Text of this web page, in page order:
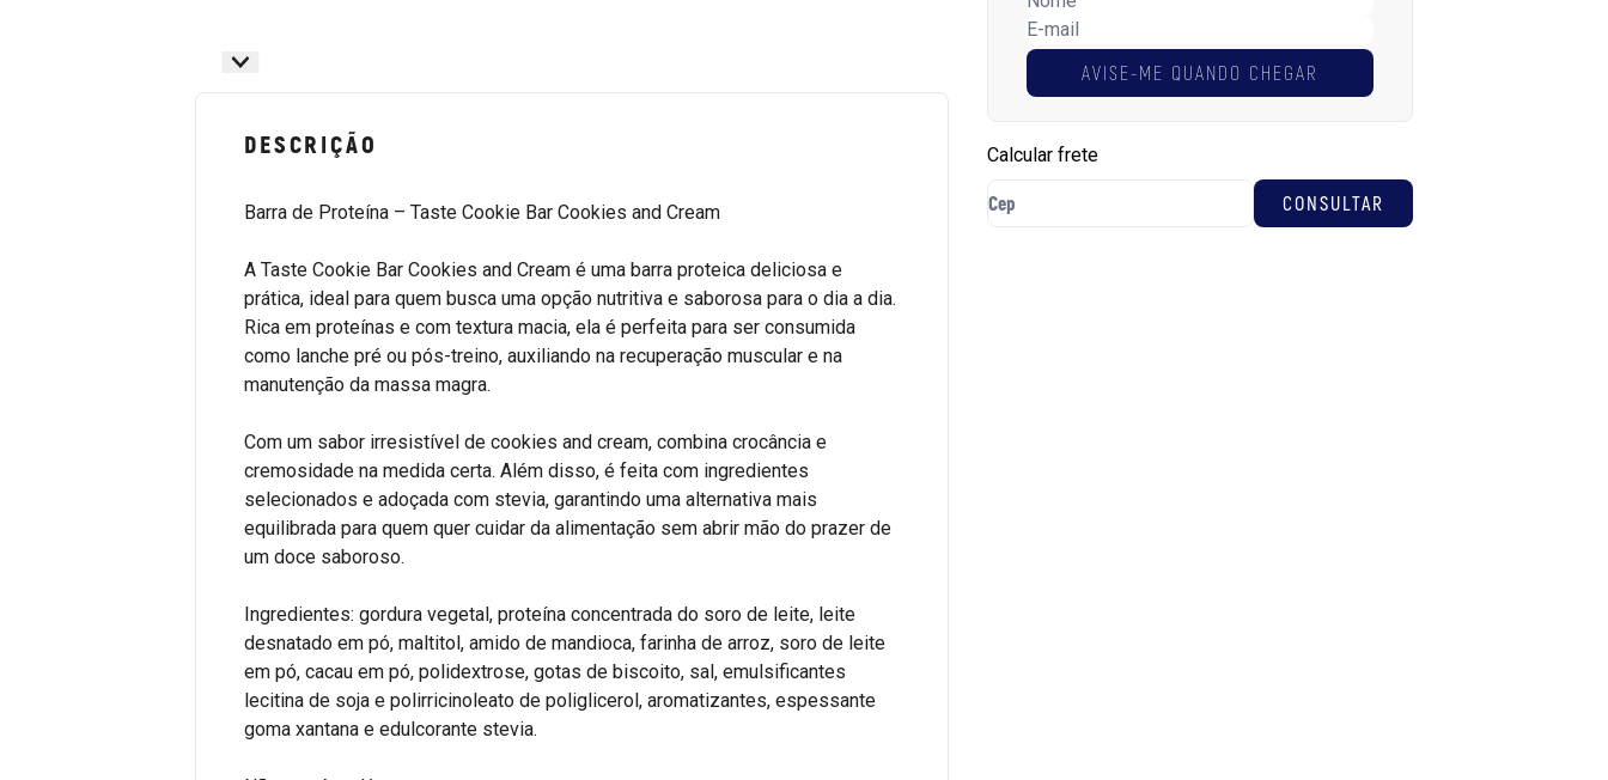
DESCRIÇÃO
Barra de Proteína – Taste Cookie Bar Cookies and Cream
A Taste Cookie Bar Cookies and Cream é uma barra proteica deliciosa e
prática, ideal para quem busca uma opção nutritiva e saborosa para o dia a dia.
Rica em proteínas e com textura macia, ela é perfeita para ser consumida
como lanche pré ou pós-treino, auxiliando na recuperação muscular e na
manutenção da massa magra.
Com um sabor irresistível de cookies and cream, combina crocância e
cremosidade na medida certa. Além disso, é feita com ingredientes
selecionados e adoçada com stevia, garantindo uma alternativa mais
equilibrada para quem quer cuidar da alimentação sem abrir mão do prazer de
um doce saboroso.
Ingredientes: gordura vegetal, proteína concentrada do soro de leite, leite
desnatado em pó, maltitol, amido de mandioca, farinha de arroz, soro de leite
em pó, cacau em pó, polidextrose, gotas de biscoito, sal, emulsificantes
lecitina de soja e polirricinoleato de poliglicerol, aromatizantes, espessante
goma xantana e edulcorante stevia.
AVISE-ME QUANDO CHEGAR
Calcular frete